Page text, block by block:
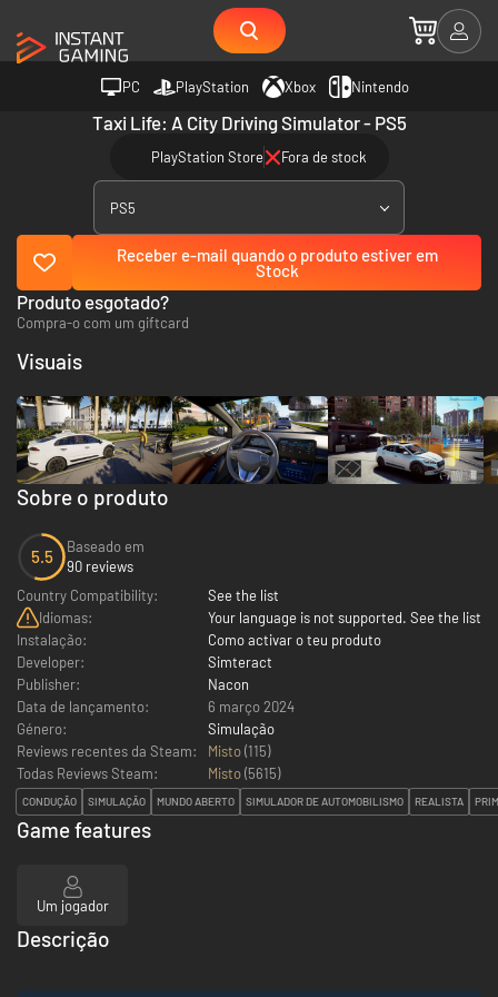
PC PlayStation Xbox Nintendo
Taxi Life: A City Driving Simulator - PS5
PlayStation Store Fora de stock
PS5
Receber e-mail quando o produto estiver em
Stock
Produto esgotado?
Compra-o com um giftcard
Sobre o produto
5.5
Baseado em
90 reviews
Country Compatibility:
See the list
Idiomas:
Your language is not supported. See the list
Instalação:
Como activar o teu produto
Developer:
Simteract
Publisher:
Nacon
Data de lançamento:
6 março 2024
Género:
Simulação
Reviews recentes da Steam:
Misto(115)
Todas Reviews Steam:
Misto(5615)
CONDUÇÃO SIMULAÇÃO MUNDO ABERTO SIMULADOR DE AUTOMOBILISMO REALISTA
Visuais
Game features
Um jogador
Descrição